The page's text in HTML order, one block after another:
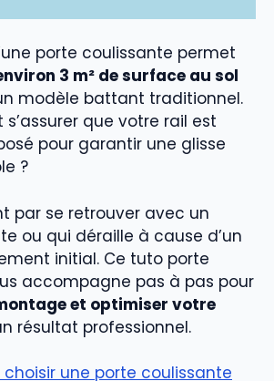
porte coulissante permet
3 m² de surface au sol
modèle battant traditionnel.
que votre rail est
pour garantir une glisse
?
par se retrouver avec un
ou qui déraille à cause d’un
initial. Ce tuto porte
accompagne pas à pas pour
et optimiser votre
résultat professionnel.
choisir une porte coulissante